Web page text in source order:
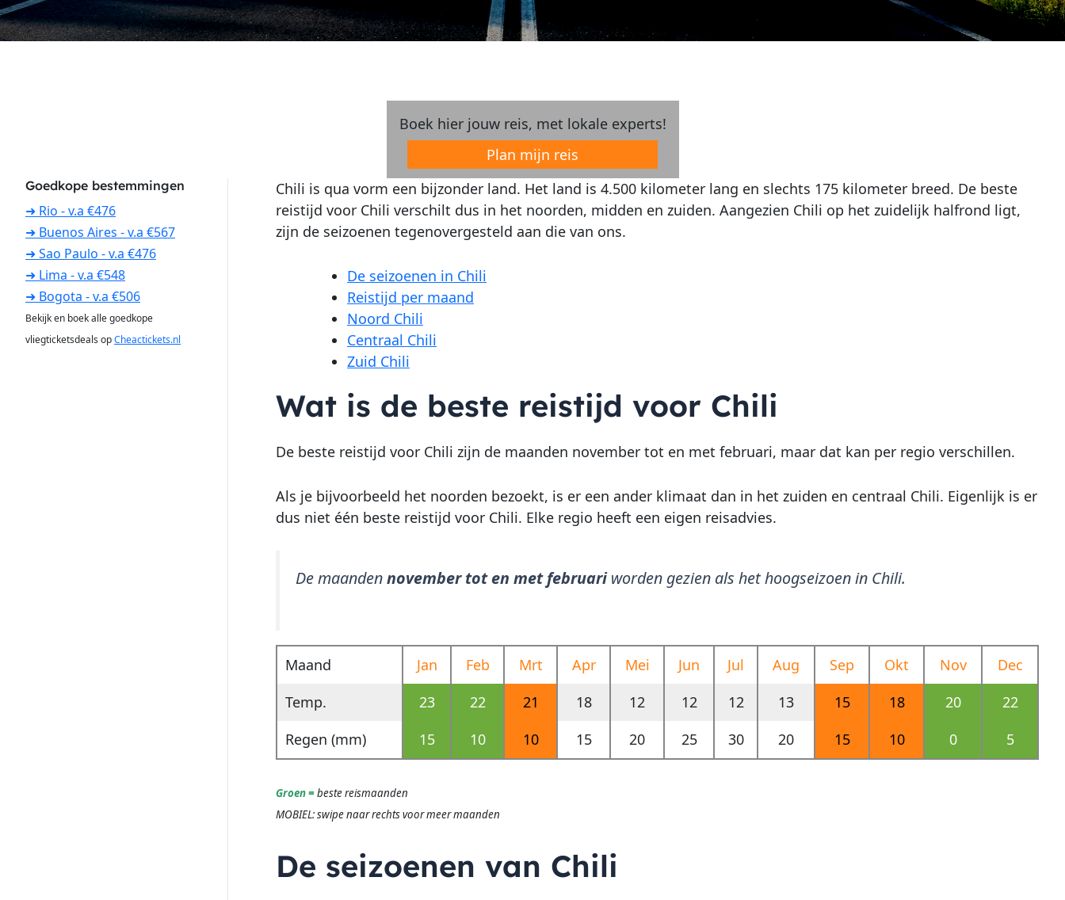
Boek hier jouw reis, met lokale experts!
Plan mijn reis
Goedkope bestemmingen
➜ Rio - v.a €476
➜ Buenos Aires - v.a €567
➜ Sao Paulo - v.a €476
➜ Lima - v.a €548
➜ Bogota - v.a €506
Bekijk en boek alle goedkope
vliegticketsdeals opCheactickets.nl
Chili is qua vorm een bijzonder land. Het land is 4.500 kilometer lang en slechts 175 kilometer breed. De beste
reistijd voor Chili verschilt dus in het noorden, midden en zuiden. Aangezien Chili op het zuidelijk halfrond ligt,
zijn de seizoenen tegenovergesteld aan die van ons.
De seizoenen in Chili
Reistijd per maand
Noord Chili
Centraal Chili
Zuid Chili
Wat is de beste reistijd voor Chili
De beste reistijd voor Chili zijn de maanden november tot en met februari, maar dat kan per regio verschillen.
Als je bijvoorbeeld het noorden bezoekt, is er een ander klimaat dan in het zuiden en centraal Chili. Eigenlijk is er
dus niet één beste reistijd voor Chili. Elke regio heeft een eigen reisadvies.
De maandennovember tot en met februariworden gezien als het hoogseizoen in Chili.
Maand Jan Feb Mrt Apr Mei Jun Jul Aug Sep Okt Nov
Dec
Temp.
23 22 21 18 12 12 12 13 15 18 20
22
Regen (mm)
15 10 10 15 20 25 30 20 15 10 0 5
Groen =beste reismaanden
MOBIEL: swipe naar rechts voor meer maanden
De seizoenen van Chili